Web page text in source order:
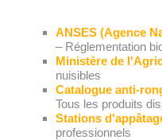
ANSES (Agence
– Réglementation
Ministère de
nuisibles
Catalogue anti-
Tous les produits
Stations
professionnels